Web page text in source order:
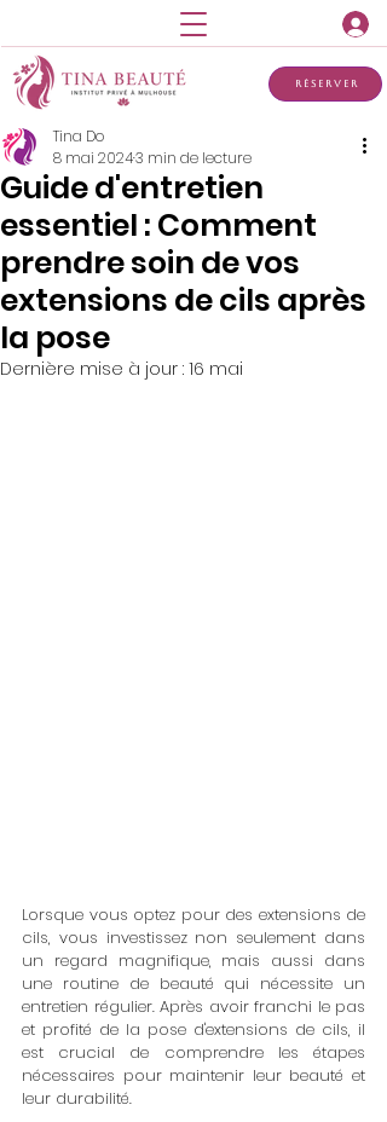
Réserver
Guide d'entretien
essentiel : Comment
prendre soin de vos
extensions de cils après
la pose
Tina Do
8 mai 20243 min de lecture
Dernière mise à jour : 16 mai
Lorsque vous optez pour des extensions de
cils, vous investissez non seulement dans
un regard magnifique, mais aussi dans
une routine de beauté qui nécessite un
entretien régulier. Après avoir franchi le pas
et profité de la pose d'extensions de cils, il
est crucial de comprendre les étapes
nécessaires pour maintenir leur beauté et
leur durabilité.